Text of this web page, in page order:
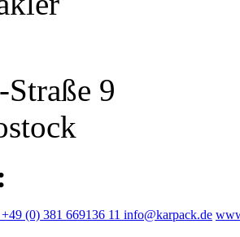
9
+49 (0) 381 669136 11 info@karpack.de